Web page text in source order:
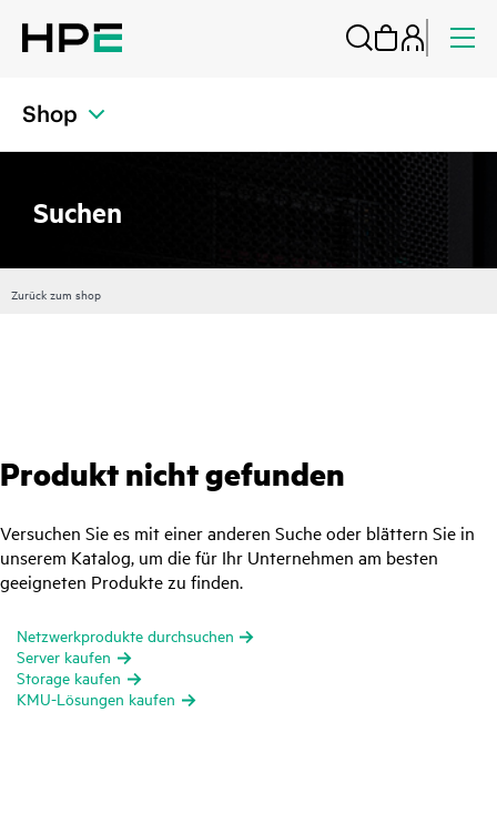
Shop
Suchen
Zurück zum shop
Produkt nicht gefunden
Versuchen Sie es mit einer anderen Suche oder blättern Sie in
unserem Katalog, um die für Ihr Unternehmen am besten
geeigneten Produkte zu finden.
Netzwerkprodukte durchsuchen
Server kaufen
Storage kaufen
KMU-Lösungen kaufen